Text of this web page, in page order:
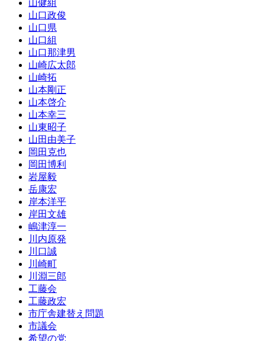
山健組
山口政俊
山口県
山口組
山口那津男
山崎広太郎
山崎拓
山本剛正
山本啓介
山本幸三
山東昭子
山田由美子
岡田克也
岡田博利
岩屋毅
岳康宏
岸本洋平
岸田文雄
嶋津淳一
川内原発
川口誠
川崎町
川淵三郎
工藤会
工藤政宏
市庁舎建替え問題
市議会
希望の党